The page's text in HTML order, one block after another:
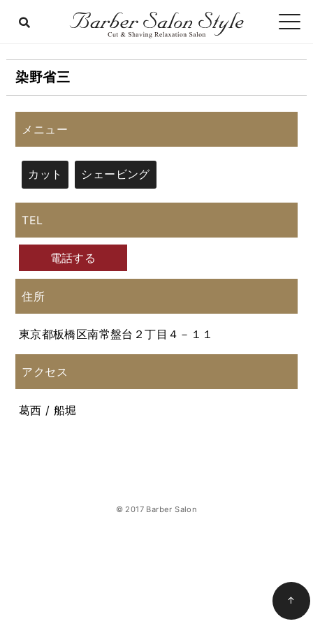
染野省三
メニュー
カット シェービング
TEL
電話する
住所
東京都板橋区南常盤台２丁目４－１１
アクセス
葛西 / 船堀
© 2017 Barber Salon
↑